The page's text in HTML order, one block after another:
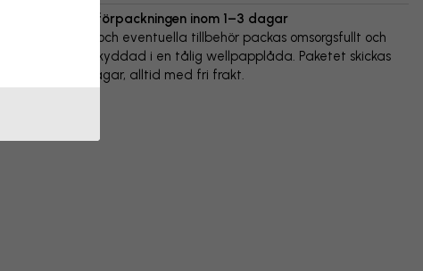
Vi skickar förpackningen inom 1–3 dagar
Din poster och eventuella tillbehör packas omsorgsfullt och
levereras skyddad i en tålig wellpapplåda. Paketet skickas
inom 1-3 dagar, alltid med fri frakt.